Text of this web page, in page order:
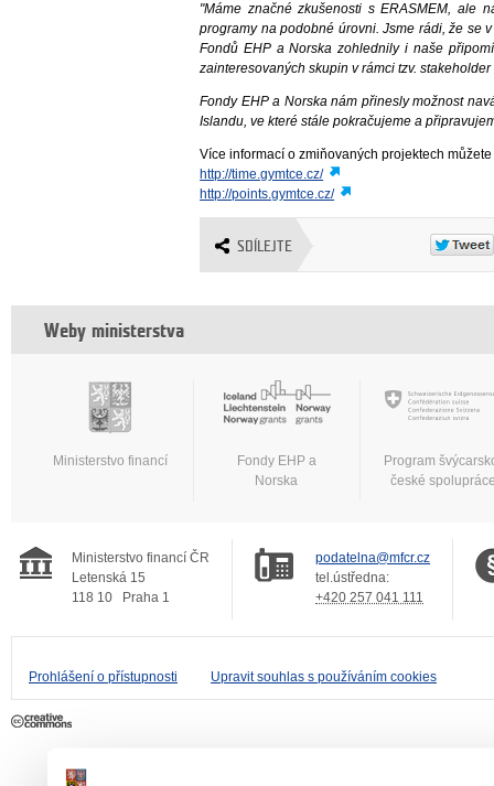
"Máme značné zkušenosti s ERASMEM, ale
programy na podobné úrovni. Jsme rádi, že se
Fondů EHP a Norska zohlednily i naše
zainteresovaných skupin v rámci tzv.
Fondy EHP a Norska nám přinesly možnost
Islandu, ve které stále pokračujeme a
Více informací o zmiňovaných projektech
http://time.gymtce.cz/
http://points.gymtce.cz/
SDÍLEJTE
Weby ministerstva
Ministerstvo financí
Fondy EHP a
Norska
Program
české
Ministerstvo financí ČR
Letenská 15
118 10
Praha 1
podatelna@mfcr.cz
tel.ústředna:
+420 257 041 111
Prohlášení o přístupnosti Upravit souhlas s používáním cookies